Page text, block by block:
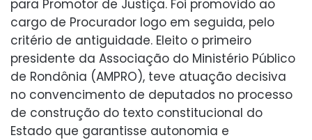
para Promotor de Justiça. Foi promovido ao
cargo de Procurador logo em seguida, pelo
critério de antiguidade. Eleito o primeiro
presidente da Associação do Ministério Público
de Rondônia (AMPRO), teve atuação decisiva
no convencimento de deputados no processo
de construção do texto constitucional do
Estado que garantisse autonomia e